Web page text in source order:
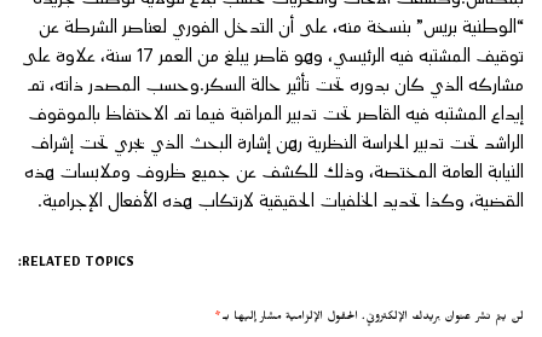
“الوطنية بريس” بنسخة منه، على أن التدخل الفوري لعناصر الشرطة عن
توقيف المشتبه فيه الرئيسي، وهو قاصر يبلغ من العمر 17 سنة، علاوة على
مشاركه الذي كان بدوره تحت تأثير حالة السكر.وحسب المصدر ذاته، تم
إيداع المشتبه فيه القاصر تحت تدبير المراقبة فيما تم الاحتفاظ بالموقوف
الراشد تحت تدبير الحراسة النظرية رهن إشارة البحث الذي يجري تحت إشراف
النيابة العامة المختصة، وذلك للكشف عن جميع ظروف وملابسات هذه
القضية، وكذا تحديد الخلفيات الحقيقية لارتكاب هذه الأفعال الإجرامية.
RELATED TOPICS:
لن يتم نشر عنوان بريدك الإلكتروني. الحقول الإلزامية مشار إليها بـ*